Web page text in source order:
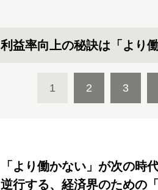
利益率向上の秘訣は「より
1 2 3
「より働かない」が次の時
逆行する、経済界のための